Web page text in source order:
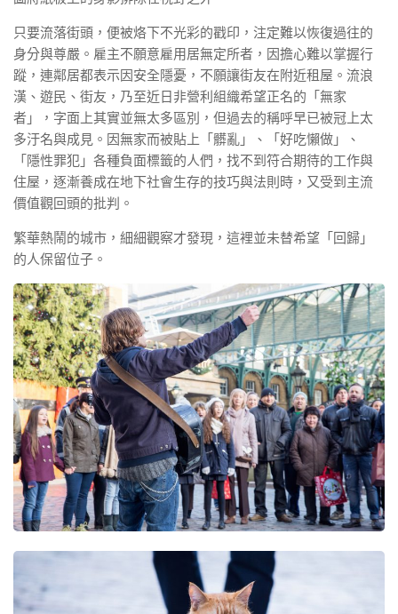
只要流落街頭，便被烙下不光彩的戳印，注定難以恢復過往的
身分與尊嚴。雇主不願意雇用居無定所者，因擔心難以掌握行
蹤，連鄰居都表示因安全隱憂，不願讓街友在附近租屋。流浪
漢、遊民、街友，乃至近日非營利組織希望正名的「無家
者」，字面上其實並無太多區別，但過去的稱呼早已被冠上太
多汙名與成見。因無家而被貼上「髒亂」、「好吃懶做」、
「隱性罪犯」各種負面標籤的人們，找不到符合期待的工作與
住屋，逐漸養成在地下社會生存的技巧與法則時，又受到主流
價值觀回頭的批判。
繁華熱鬧的城市，細細觀察才發現，這裡並未替希望「回歸」
的人保留位子。